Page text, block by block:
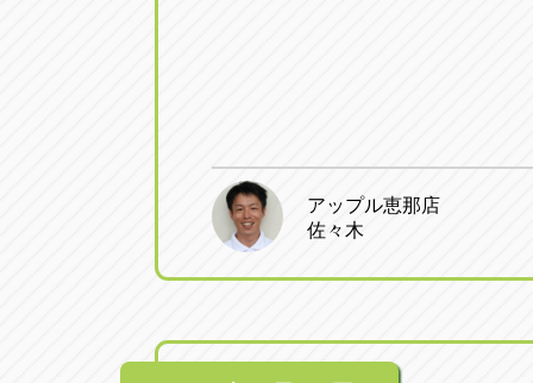
アップル恵那店
佐々木